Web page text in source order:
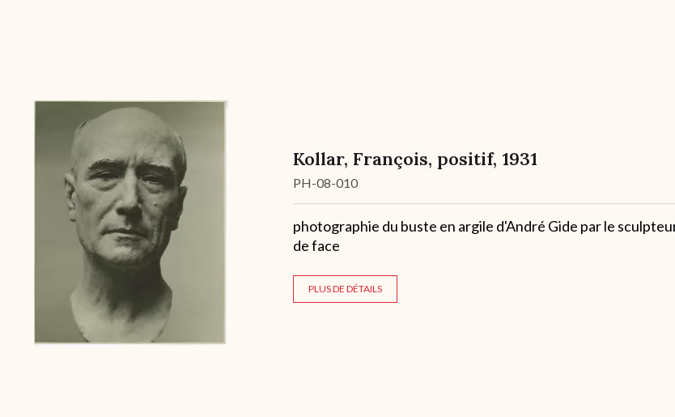
Kollar, François, positif, 1931
Cote
PH-08-010
Description
photographie du buste en argile d'André Gide par le
de face
PLUS DE DÉTAILS